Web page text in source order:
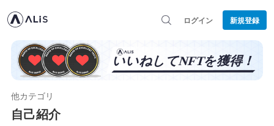
ログイン 新規登録
他カテゴリ
自己紹介